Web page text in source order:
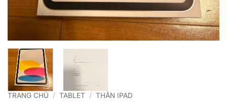
TRANG CHỦ / TABLET / THÂN IPAD